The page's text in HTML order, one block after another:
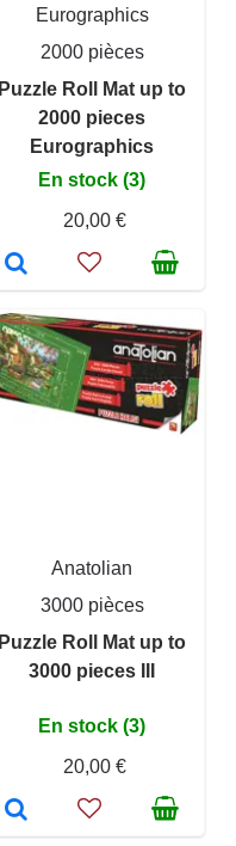
Eurographics
2000 pièces
Puzzle Roll Mat up to
2000 pieces
Eurographics
En stock (3)
20,00 €
Anatolian
3000 pièces
Puzzle Roll Mat up to
3000 pieces III
En stock (3)
20,00 €